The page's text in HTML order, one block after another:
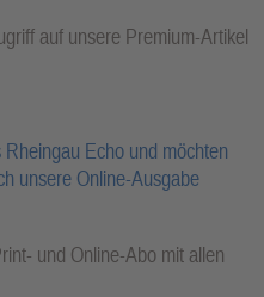
auf unsere Premium-Artikel
Echo und möchten
unsere Online-Ausgabe
und Online-Abo mit allen